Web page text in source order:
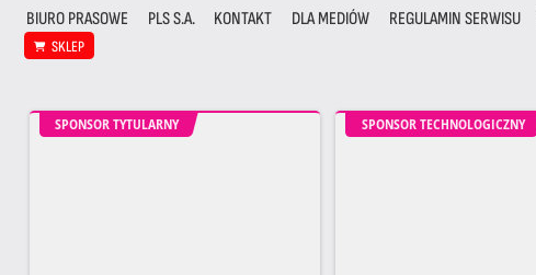
BIURO PRASOWE PLS S.A. KONTAKT DLA MEDIÓW REGULAMIN SERWISU
SKLEP
SPONSOR TYTULARNY SPONSOR TECHNOLOGICZNY